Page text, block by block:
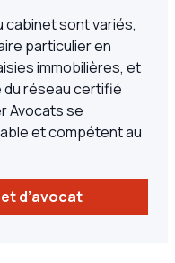
cabinet sont variés,
particulier en
immobilières, et
du réseau certifié
Avocats se
et compétent au
d’avocat